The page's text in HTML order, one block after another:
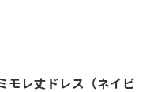
モレ丈ドレス（ネイビ